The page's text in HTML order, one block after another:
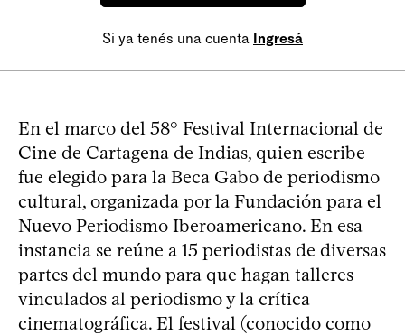
Si ya tenés una cuenta Ingresá
En el marco del 58° Festival Internacional de
Cine de Cartagena de Indias, quien escribe
fue elegido para la Beca Gabo de periodismo
cultural, organizada por la Fundación para el
Nuevo Periodismo Iberoamericano. En esa
instancia se reúne a 15 periodistas de diversas
partes del mundo para que hagan talleres
vinculados al periodismo y la crítica
cinematográfica. El festival (conocido como